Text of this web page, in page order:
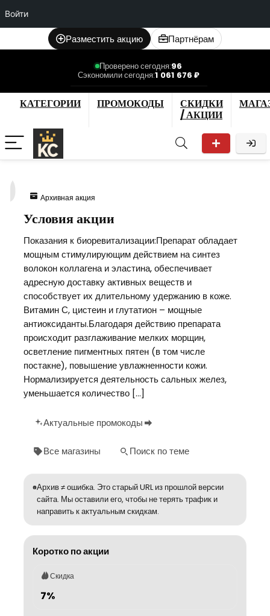
Войти
Разместить акцию Партнёрам
Проверено сегодня:96
Сэкономили сегодня:1 061 676 ₽
КАТЕГОРИИ ПРОМОКОДЫ
СКИДКИ
/ АКЦИИ
Архивная акция
Условия акции
Показания к биоревитализации:Препарат обладает
мощным стимулирующим действием на синтез
волокон коллагена и эластина, обеспечивает
адресную доставку активных веществ и
способствует их длительному удержанию в коже.
Витамин С, цистеин и глутатион – мощные
антиоксиданты.Благодаря действию препарата
происходит разглаживание мелких морщин,
осветление пигментных пятен (в том числе
постакне), повышение увлажненности кожи.
Нормализируется деятельность сальных желез,
уменьшается количество […]
Актуальные промокоды
Все магазины Поиск по теме
Архив ≠ ошибка. Это старый URL из прошлой версии
сайта. Мы оставили его, чтобы не терять трафик и
направить к актуальным скидкам.
Коротко по акции
Скидка
7%